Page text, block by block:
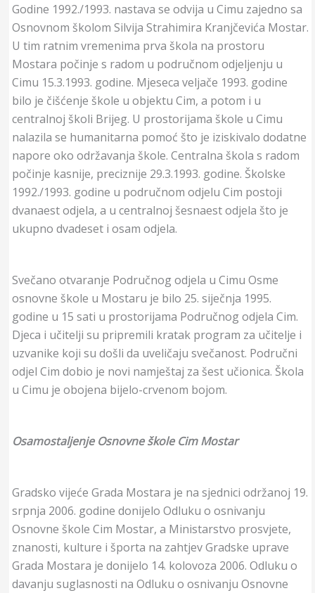
Godine 1992./1993. nastava se odvija u Cimu zajedno sa
Osnovnom školom Silvija Strahimira Kranjčevića Mostar.
U tim ratnim vremenima prva škola na prostoru
Mostara počinje s radom u područnom odjeljenju u
Cimu 15.3.1993. godine. Mjeseca veljače 1993. godine
bilo je čišćenje škole u objektu Cim, a potom i u
centralnoj školi Brijeg. U prostorijama škole u Cimu
nalazila se humanitarna pomoć što je iziskivalo dodatne
napore oko održavanja škole. Centralna škola s radom
počinje kasnije, preciznije 29.3.1993. godine. Školske
1992./1993. godine u područnom odjelu Cim postoji
dvanaest odjela, a u centralnoj šesnaest odjela što je
ukupno dvadeset i osam odjela.
Svečano otvaranje Područnog odjela u Cimu Osme
osnovne škole u Mostaru je bilo 25. siječnja 1995.
godine u 15 sati u prostorijama Područnog odjela Cim.
Djeca i učitelji su pripremili kratak program za učitelje i
uzvanike koji su došli da uveličaju svečanost. Područni
odjel Cim dobio je novi namještaj za šest učionica. Škola
u Cimu je obojena bijelo-crvenom bojom.
Osamostaljenje Osnovne škole Cim Mostar
Gradsko vijeće Grada Mostara je na sjednici održanoj 19.
srpnja 2006. godine donijelo Odluku o osnivanju
Osnovne škole Cim Mostar, a Ministarstvo prosvjete,
znanosti, kulture i športa na zahtjev Gradske uprave
Grada Mostara je donijelo 14. kolovoza 2006. Odluku o
davanju suglasnosti na Odluku o osnivanju Osnovne